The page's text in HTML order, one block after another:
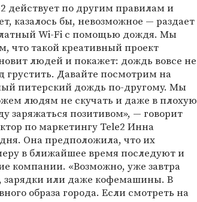
действует по другим правилам и
казалось бы, невозможное — раздает
Wi-Fi с помощью дождя. Мы
что такой креативный проект
людей и покажет: дождь вовсе не
грустить. Давайте посмотрим на
питерский дождь по-другому. Мы
людям не скучать и даже в плохую
заряжаться позитивом», — говорит
по маркетингу Tele2 Инна
Она предположила, что их
в ближайшее время последуют и
компании. «Возможно, уже завтра
зарядки или даже кофемашины. В
образа города. Если смотреть на